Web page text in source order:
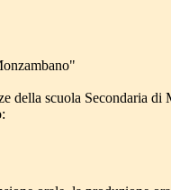
della scuola Secondaria di